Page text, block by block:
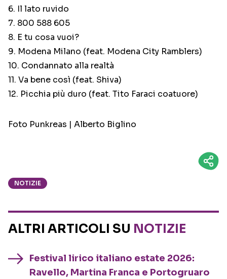
6. Il lato ruvido
7. 800 588 605
8. E tu cosa vuoi?
9. Modena Milano (feat. Modena City Ramblers)
10. Condannato alla realtà
11. Va bene così (feat. Shiva)
12. Picchia più duro (feat. Tito Faraci coatuore)
Foto Punkreas | Alberto Biglino
NOTIZIE
ALTRI ARTICOLI SU NOTIZIE
Festival lirico italiano estate 2026:
Ravello, Martina Franca e Portogruaro